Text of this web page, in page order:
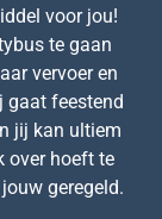
voor jou!
te gaan
vervoer en
gaat feestend
jij kan ultiem
over hoeft te
geregeld.